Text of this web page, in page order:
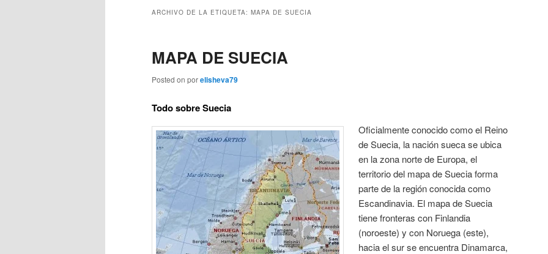
ARCHIVO DE LA ETIQUETA: MAPA DE SUECIA
MAPA DE SUECIA
Posted on porelisheva79
Todo sobre Suecia
Oficialmente conocido como el Reino
de Suecia, la nación sueca se ubica
en la zona norte de Europa, el
territorio del mapa de Suecia forma
parte de la región conocida como
Escandinavia. El mapa de Suecia
tiene fronteras con Finlandia
(noroeste) y con Noruega (este),
hacia el sur se encuentra Dinamarca,